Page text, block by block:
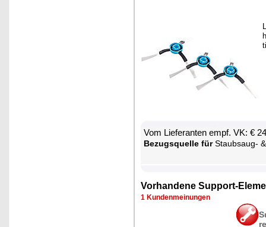
Vom Lie­fe­ran­ten empf. VK: €
Be­zugs­quel­le fürStaub­saug- &
Vor­han­de­ne Sup­port-
1 Kun­den­mei­nun­gen